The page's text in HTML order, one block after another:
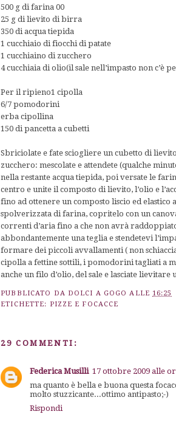
500 g di farina 00
25 g di lievito di birra
350 di acqua tiepida
1 cucchiaio di fiocchi di patate
1 cucchiaino di zucchero
4 cucchiaia di olio(il sale nell’impasto non c’è
Per il ripieno1 cipolla
6/7 pomodorini
erba cipollina
150 di pancetta a cubetti
Sbriciolate e fate sciogliere un cubetto di
zucchero: mescolate e attendete (qualche
nella restante acqua tiepida, poi versate le
centro e unite il composto di lievito, l’olio e
fino ad ottenere un composto liscio ed elastico
spolverizzata di farina, copritelo con un
correnti d’aria fino a che non avrà
abbondantemente una teglia e stendetevi
formare dei piccoli avvallamenti ( non
cipolla a fettine sottili, i pomodorini tagliati a
anche un filo d’olio, del sale e lasciate
PUBBLICATO DA DOLCI A GOGO ALLE 16:25
ETICHETTE: PIZZE E FOCACCE
29 COMMENTI:
Federica Musilli 17 ottobre 2009 alle
ma quanto è bella e buona questa
molto stuzzicante...ottimo antipasto;-)
Rispondi